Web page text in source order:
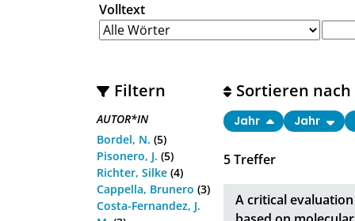
Volltext
Filtern
AUTOR*IN
Bordel, N. (5)
Pisonero, J. (5)
Richter, Silke (4)
Cappella, Brunero (3)
Costa-Fernandez, J.
5Treffer
Sortieren nach
Jahr Jahr
A critical